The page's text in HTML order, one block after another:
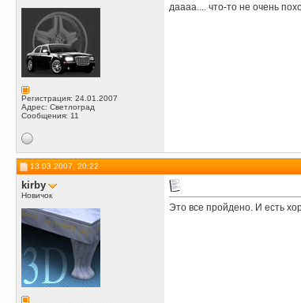
Регистрация: 24.01.2007
Адрес: Светлоград
Сообщения: 11
даааа.... что-то не очень
13.03.2007, 20:22
kirby
Новичок
Это все пройдено. И есть